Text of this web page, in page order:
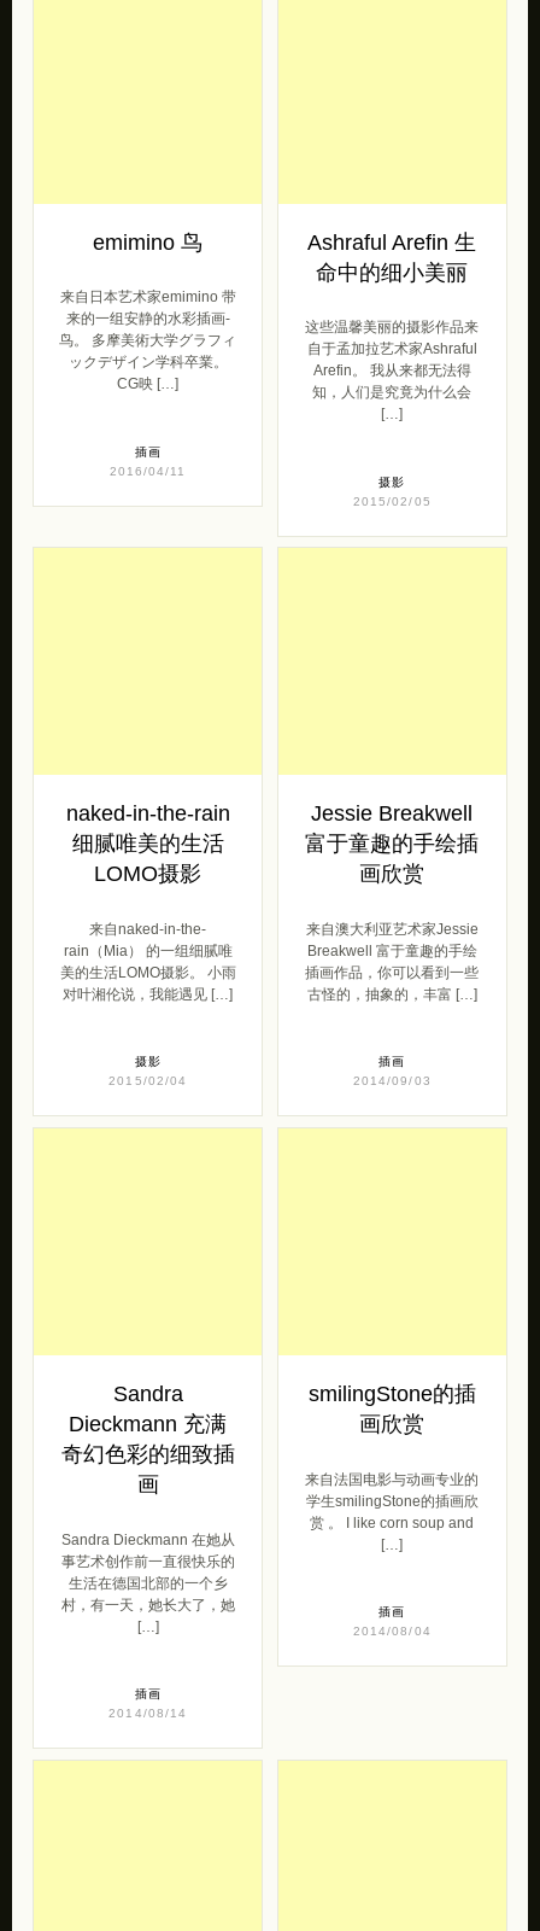
emimino 鸟
来自日本艺术家emimino 带
来的一组安静的水彩插画-
鸟。 多摩美術大学グラフィ
ックデザイン学科卒業。
CG映 […]
插画
2016/04/11
Ashraful Arefin 生
命中的细小美丽
这些温馨美丽的摄影作品来
自于孟加拉艺术家Ashraful
Arefin。 我从来都无法得
知，人们是究竟为什么会
[…]
摄影
2015/02/05
naked-in-the-rain
细腻唯美的生活
LOMO摄影
来自naked-in-the-
rain（Mia） 的一组细腻唯
美的生活LOMO摄影。 小雨
对叶湘伦说，我能遇见 […]
摄影
2015/02/04
Jessie Breakwell
富于童趣的手绘插
画欣赏
来自澳大利亚艺术家Jessie
Breakwell 富于童趣的手绘
插画作品，你可以看到一些
古怪的，抽象的，丰富 […]
插画
2014/09/03
Sandra
Dieckmann 充满
奇幻色彩的细致插
画
Sandra Dieckmann 在她从
事艺术创作前一直很快乐的
生活在德国北部的一个乡
村，有一天，她长大了，她
[…]
插画
2014/08/14
smilingStone的插
画欣赏
来自法国电影与动画专业的
学生smilingStone的插画欣
赏 。 I like corn soup and
[…]
插画
2014/08/04